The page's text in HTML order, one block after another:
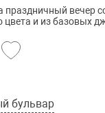
праздничный вечер
цвета и из базовых
бульвар